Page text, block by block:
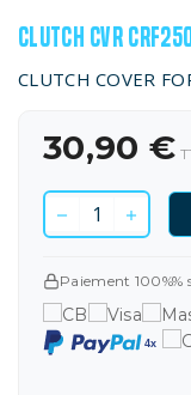
CLUTCH CVR
CLUTCH COVER
30,90 €
Paiement 100%%